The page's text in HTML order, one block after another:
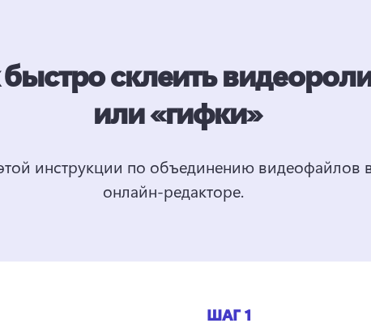
склеить
или «гифки»
инструкции по объединению видеофайлов
онлайн-редакторе.
ШАГ 1